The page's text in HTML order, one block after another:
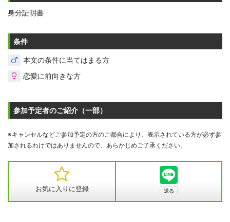
身分証明書
条件
本文の条件に当てはまる方
恋愛に前向きな方
参加予定者のご紹介（一部）
※キャンセルなどご参加予定の方のご都合により、表示されている方が必ず参
加されるわけではありませんので、あらかじめご了承ください。
お気に入りに登録